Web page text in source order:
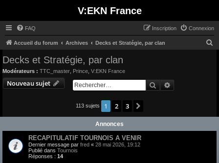
V:EKN France
FAQ Connexion
Inscription
Accueil du forum Archives Decks et Stratégie, par clan
Decks et Stratégie, par clan
Modérateurs : TTC_master Prince V:EKN France
Nouveau sujet Rechercher
113 sujets 1 2 3
Annonces
RECAPITULATIF TOURNOIS A VENIR
Dernier message par fred « 28 mai 2026, 19:12
Publié dans Tournois
Réponses : 14